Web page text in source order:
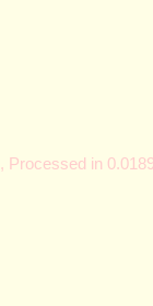
, Processed in